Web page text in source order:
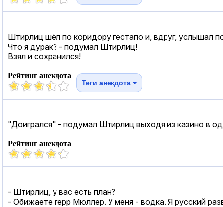
Штирлиц шёл по коридору гестапо и, вдруг, услышал
Что я дурак? - подумал Штирлиц!
Взял и сохранился!
Рейтинг анекдота
Теги анекдота
"Доигрался" - подумал Штирлиц выходя из казино в
Рейтинг анекдота
- Штирлиц, у вас есть план?
- Обижаете герр Мюллер. У меня - водка. Я русский